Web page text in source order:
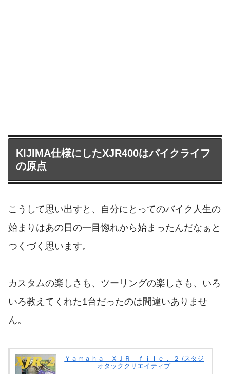
KIJIMA仕様にしたXJR400はバイクライフ
の原点
こうして思い出すと、自分にとってのバイク人生の
始まりはあの日の一目惚れから始まったんだなぁと
つくづく思います。
カスタムの楽しさも、ツーリングの楽しさも、いろ
いろ教えてくれた1台だったのは間違いありませ
ん。
Ｙａｍａｈａ ＸＪＲ ｆｉｌｅ． ２ /スタジ
オタッククリエイティブ